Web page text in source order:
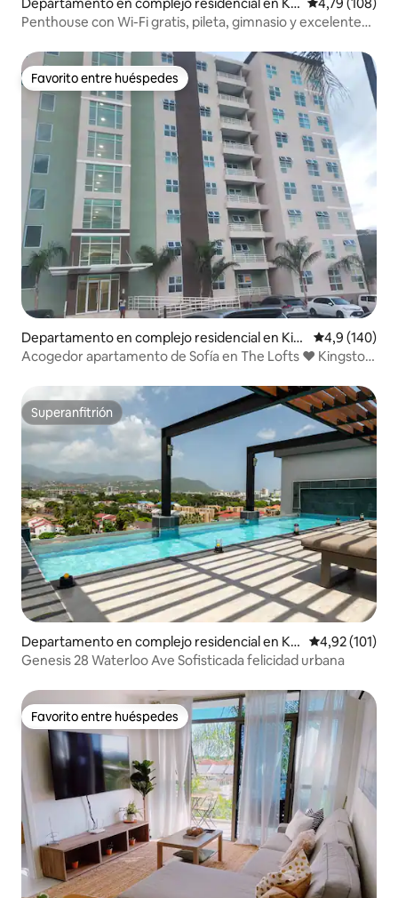
ngston
Penthouse con Wi-Fi gratis, pileta, gimnasio y excelente
Favorito entre huéspedes
Favorito entre huéspedes
Departamento en complejo residencial en Kin
gston
Calificación
4,9 (140)
Acogedor apartamento de Sofía en The Lofts ❤ Kingston
Superanfitrión
Superanfitrión
Departamento en complejo residencial en Kin
gston
Calificación
4,92 (101)
Genesis 28 Waterloo Ave Sofisticada felicidad urbana
Favorito entre huéspedes
Favorito entre huéspedes